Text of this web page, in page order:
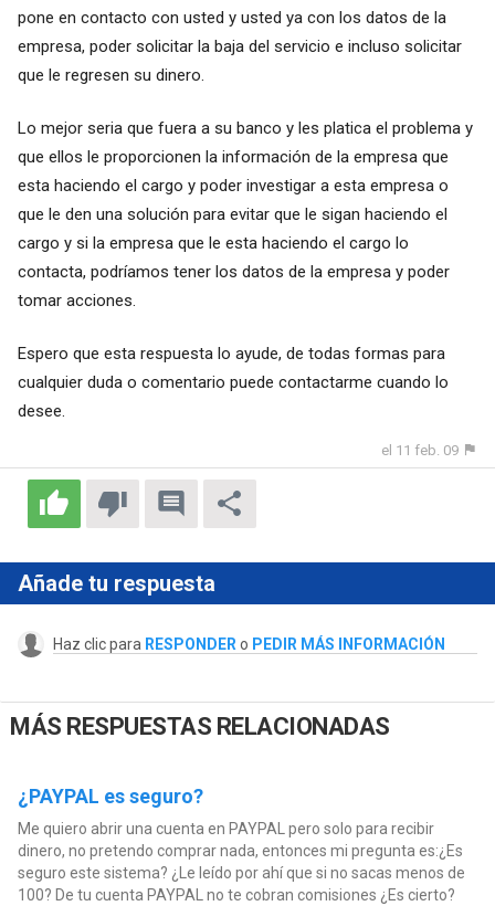
pone en contacto con usted y usted ya con los datos de la
empresa, poder solicitar la baja del servicio e incluso solicitar
que le regresen su dinero.
Lo mejor seria que fuera a su banco y les platica el problema y
que ellos le proporcionen la información de la empresa que
esta haciendo el cargo y poder investigar a esta empresa o
que le den una solución para evitar que le sigan haciendo el
cargo y si la empresa que le esta haciendo el cargo lo
contacta, podríamos tener los datos de la empresa y poder
tomar acciones.
Espero que esta respuesta lo ayude, de todas formas para
cualquier duda o comentario puede contactarme cuando lo
desee.
el 11 feb. 09
Añade tu respuesta
Haz clic para RESPONDER o PEDIR MÁS INFORMACIÓN
MÁS RESPUESTAS RELACIONADAS
¿PAYPAL es seguro?
Me quiero abrir una cuenta en PAYPAL pero solo para recibir
dinero, no pretendo comprar nada, entonces mi pregunta es:¿Es
seguro este sistema? ¿Le leído por ahí que si no sacas menos de
100? De tu cuenta PAYPAL no te cobran comisiones ¿Es cierto?